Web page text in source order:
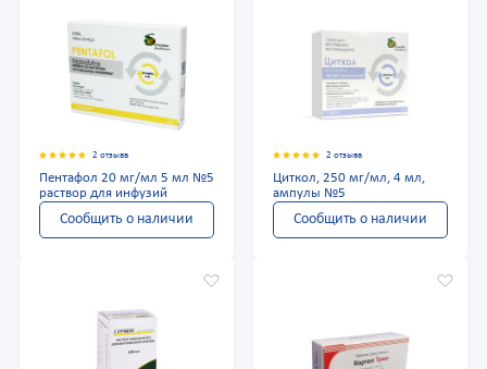
2 отзыва
Пентафол 20 мг/мл 5 мл №5
раствор для инфузий
Сообщить о наличии
2 отзыва
Циткол, 250 мг/мл, 4 мл,
ампулы №5
Сообщить о наличии